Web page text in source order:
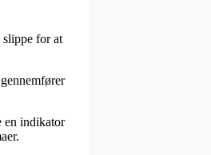
slippe for at
en indikator